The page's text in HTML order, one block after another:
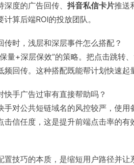
深度的广告回传、 抖音私信卡片推送
算后端ROI的投放团队。
传时，浅层和深层事件怎么搭配？
量+深层保效”的策略。把点击跳转
频回传。这种搭配既能帮计划快速
快手广告过审有直接帮助吗？
手对公共短链域名的风控较严，使
击信任度，这是提升前端点击率的有
置技巧的本质，是缩短用户路径并